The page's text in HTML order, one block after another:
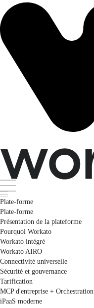
Plate-forme
Plate-forme
Présentation de la plateforme
Pourquoi Workato
Workato intégré
Workato AIRO
Connectivité universelle
Sécurité et gouvernance
Tarification
MCP d'entreprise + Orchestration
iPaaS moderne